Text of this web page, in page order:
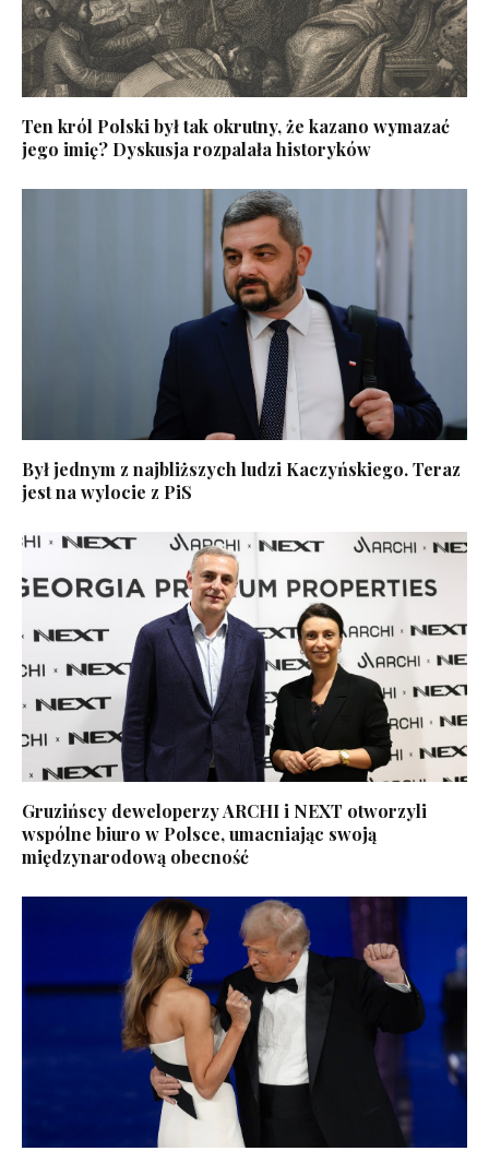
Ten król Polski był tak okrutny, że kazano wymazać
jego imię? Dyskusja rozpalała historyków
Był jednym z najbliższych ludzi Kaczyńskiego. Teraz
jest na wylocie z PiS
Gruzińscy deweloperzy ARCHI i NEXT otworzyli
wspólne biuro w Polsce, umacniając swoją
międzynarodową obecność